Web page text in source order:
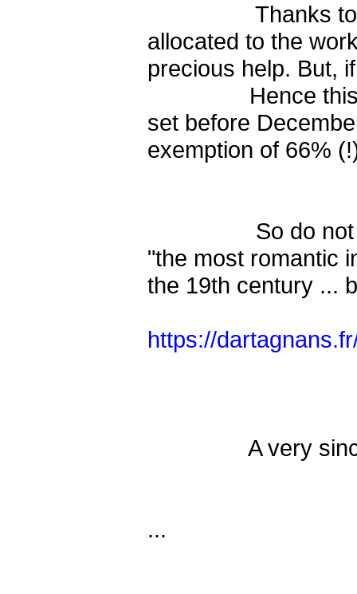
Thanks to the
allocated to the
precious help. But,
Hence this call
set before
exemption of 66%
So do not
"the most romantic
the 19th century ...
https://
A very sincere
...